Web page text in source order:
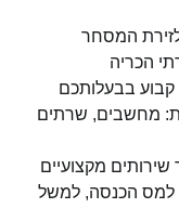
המסחר
הכריה
בבעלותכם
מחשבים, שרתים
מקצועיים
למס הכנסה, למשל